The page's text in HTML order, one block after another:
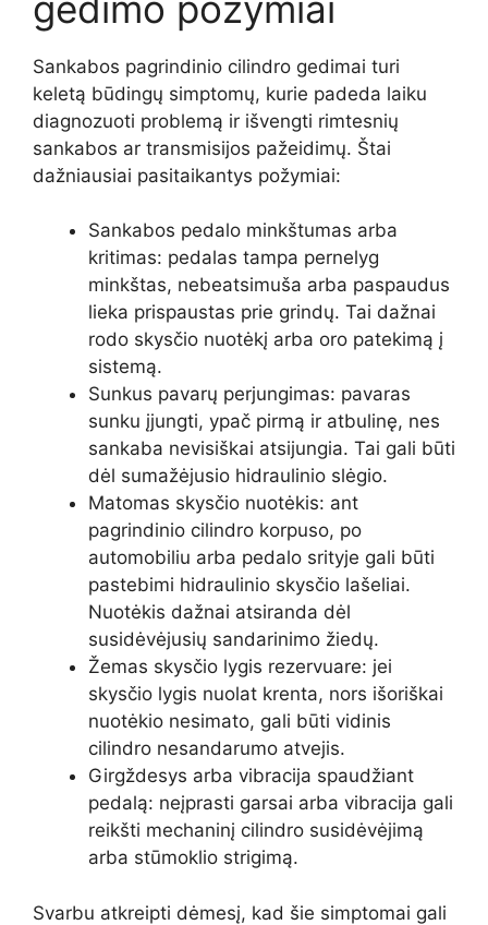
Sankabos pagrindinio cilindro gedimai turi
keletą būdingų simptomų, kurie padeda laiku
diagnozuoti problemą ir išvengti rimtesnių
sankabos ar transmisijos pažeidimų. Štai
dažniausiai pasitaikantys požymiai:
Sankabos pedalo minkštumas arba
kritimas: pedalas tampa pernelyg
minkštas, nebeatsimuša arba paspaudus
lieka prispaustas prie grindų. Tai dažnai
rodo skysčio nuotėkį arba oro patekimą į
sistemą.
Sunkus pavarų perjungimas: pavaras
sunku įjungti, ypač pirmą ir atbulinę, nes
sankaba nevisiškai atsijungia. Tai gali būti
dėl sumažėjusio hidraulinio slėgio.
Matomas skysčio nuotėkis: ant
pagrindinio cilindro korpuso, po
automobiliu arba pedalo srityje gali būti
pastebimi hidraulinio skysčio lašeliai.
Nuotėkis dažnai atsiranda dėl
susidėvėjusių sandarinimo žiedų.
Žemas skysčio lygis rezervuare: jei
skysčio lygis nuolat krenta, nors išoriškai
nuotėkio nesimato, gali būti vidinis
cilindro nesandarumo atvejis.
Girgždesys arba vibracija spaudžiant
pedalą: neįprasti garsai arba vibracija gali
reikšti mechaninį cilindro susidėvėjimą
arba stūmoklio strigimą.
Svarbu atkreipti dėmesį, kad šie simptomai gali